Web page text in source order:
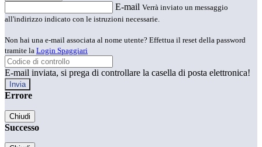
E-mail Verrà inviato un messaggio
all'indirizzo indicato con le istruzioni necessarie.
Non hai una e-mail associata al nome utente? Effettua il reset della password
tramite la Login Spaggiari
E-mail inviata, si prega di controllare la casella di posta elettronica!
Errore
Chiudi
Successo